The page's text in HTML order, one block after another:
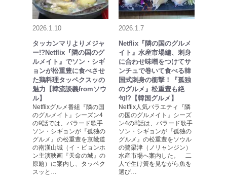
2026.1.10
タッカンマリよりメジャ
ー!?Netflix『隣の国のグ
ルメイト』でソン・シギ
ョンが松重豊に食べさせ
た鶏料理タッペクスッの
魅力【韓流談義fromソウ
ル】
Netflixグルメ番組『隣の国
のグルメイト』シーズン4
の9話では、バラード歌手
ソン・シギョンが『孤独の
グルメ』の松重豊を京畿道
の南漢山城（イ・ビョンホ
ン主演映画『天命の城』の
原題）に案内し、タッペク
スッと…
2026.1.7
Netflix『隣の国のグルメ
イト』水産市場編、刺身
に合わせ味噌をつけてサ
ンチュで巻いて食べる韓
国式刺身の衝撃！『孤独
のグルメ』松重豊も絶
句!?【韓国グルメ】
Netflix人気バラエティ『隣
の国のグルメイト』シーズ
ン4の8話は、バラード歌手
ソン・シギョンが『孤独の
グルメ』の松重豊をソウル
の鷺梁津（ノリャンジン）
水産市場へ案内した。 二
人で生け簀を見ながら魚を
選び…